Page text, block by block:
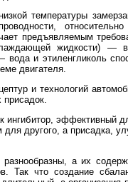
температуры
предъявляемым
жидкости) —
и этиленгликоль
двигателя.
и технологий
присадок.
ингибитор, эффективный
другого, а присадка,
разнообразны, а их
Так что создание